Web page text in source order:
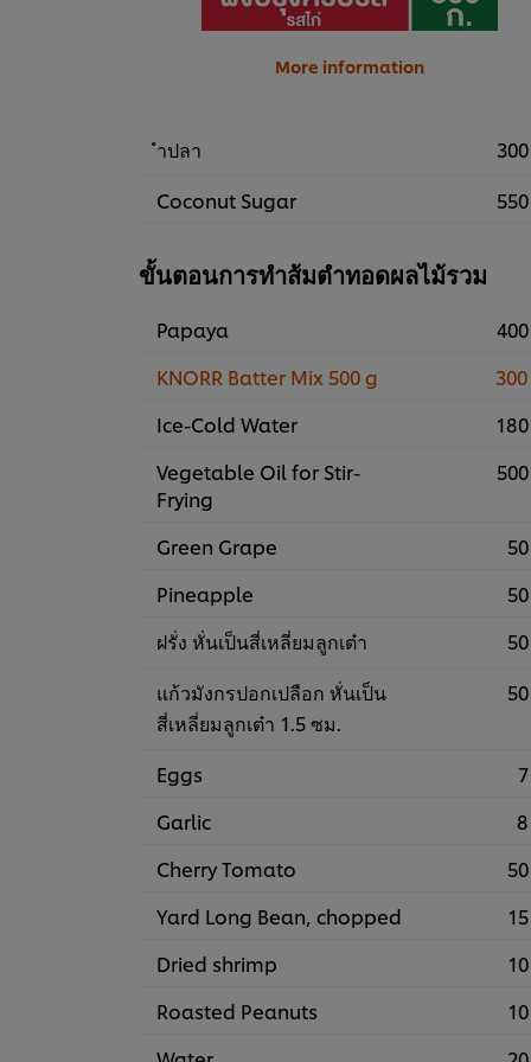
More information
ำปลา
Coconut Sugar
ขั้นตอนการทำส้มตำทอดผลไม้รวม
Papaya
KNORR Batter Mix 500 g
Ice-Cold Water
Vegetable Oil for Stir-
Frying
Green Grape
Pineapple
ฝรั่ง หั่นเป็นสี่เหลี่ยมลูกเต๋า
แก้วมังกรปอกเปลือก หั่นเป็น
สี่เหลี่ยมลูกเต๋า 1.5 ซม.
Eggs
Garlic
Cherry Tomato
Yard Long Bean, chopped
Dried shrimp
Roasted Peanuts